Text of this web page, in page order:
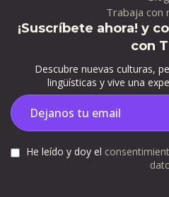
Trabaja con
¡Suscríbete ahora! y
con
Descubre nuevas culturas,
lingüísticas y vive una
He leído y doy el